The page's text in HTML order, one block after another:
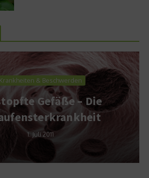
Krankheiten & Beschwerden
Gefäße – Die
1. Juli 2011